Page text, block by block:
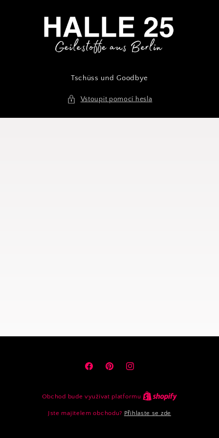
Tschüss und Goodbye
Vstoupit pomocí hesla
FacebookPinterestInstagram
Obchod bude využívat platformu
Jste majitelem obchodu? Přihlaste se zde